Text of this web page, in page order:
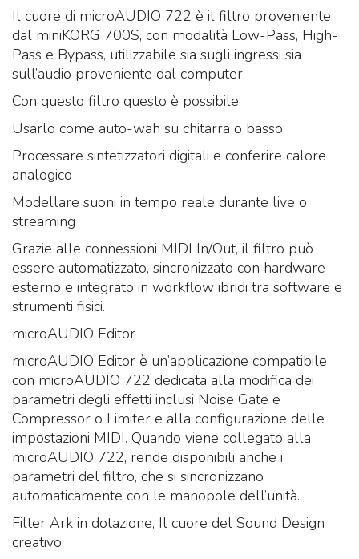
Il cuore di microAUDIO 722 è il filtro proveniente
dal miniKORG 700S, con modalità Low-Pass, High-
Pass e Bypass, utilizzabile sia sugli ingressi sia
sull’audio proveniente dal computer.
Con questo filtro questo è possibile:
Usarlo come auto-wah su chitarra o basso
Processare sintetizzatori digitali e conferire calore
analogico
Modellare suoni in tempo reale durante live o
streaming
Grazie alle connessioni MIDI In/Out, il filtro può
essere automatizzato, sincronizzato con hardware
esterno e integrato in workflow ibridi tra software e
strumenti fisici.
microAUDIO Editor
microAUDIO Editor è un’applicazione compatibile
con microAUDIO 722 dedicata alla modifica dei
parametri degli effetti inclusi Noise Gate e
Compressor o Limiter e alla configurazione delle
impostazioni MIDI. Quando viene collegato alla
microAUDIO 722, rende disponibili anche i
parametri del filtro, che si sincronizzano
automaticamente con le manopole dell’unità.
Filter Ark in dotazione, Il cuore del Sound Design
creativo